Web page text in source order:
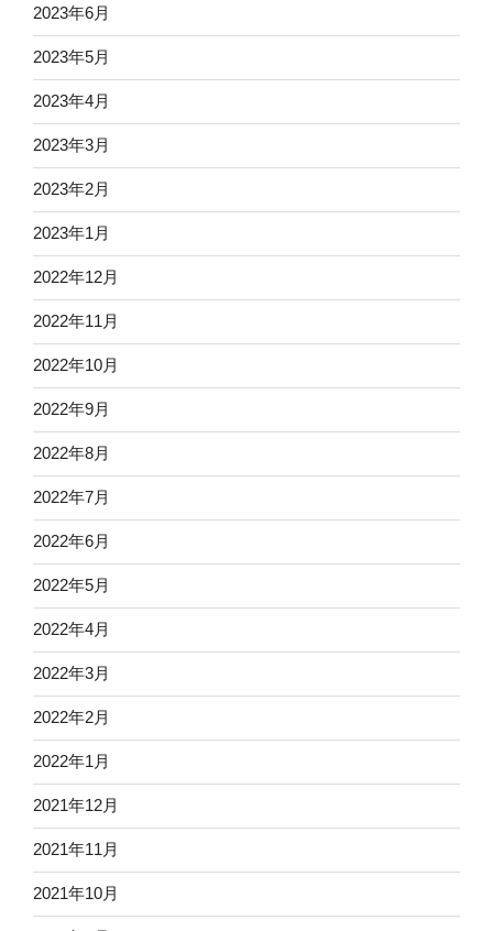
2023年6月
2023年5月
2023年4月
2023年3月
2023年2月
2023年1月
2022年12月
2022年11月
2022年10月
2022年9月
2022年8月
2022年7月
2022年6月
2022年5月
2022年4月
2022年3月
2022年2月
2022年1月
2021年12月
2021年11月
2021年10月